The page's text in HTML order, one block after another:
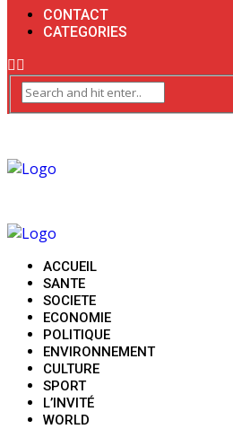
CONTACT
CATEGORIES
ACCUEIL
SANTE
SOCIETE
ECONOMIE
POLITIQUE
ENVIRONNEMENT
CULTURE
SPORT
L’INVITÉ
WORLD